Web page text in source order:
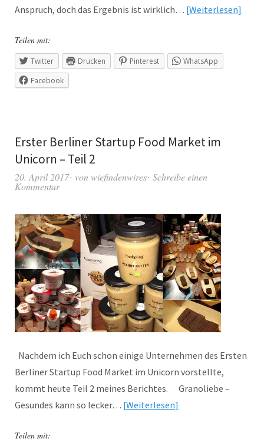
Anspruch, doch das Ergebnis ist wirklich… Weiterlesen
Teilen mit:
Twitter Drucken Pinterest
WhatsApp
Facebook
Erster Berliner Startup Food Market im
Unicorn – Teil 2
20. April 2017 von wiefindenwires Schreibe einen
Kommentar
Nachdem ich Euch schon einige Unternehmen des Ersten
Berliner Startup Food Market im Unicorn vorstellte,
kommt heute Teil 2 meines Berichtes. Granoliebe –
Gesundes kann so lecker… Weiterlesen
Teilen mit: